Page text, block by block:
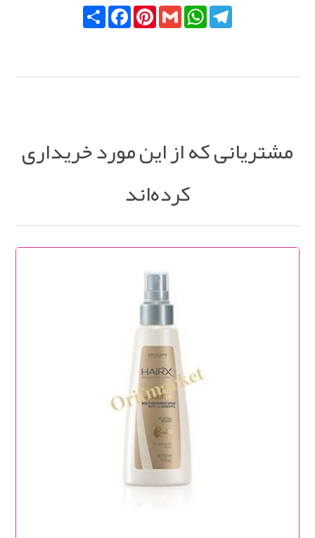
اشتراکFacebookPinterestGmail
WhatsAppTelegram
مشتریانی که از این مورد خریداری
کرده‌اند